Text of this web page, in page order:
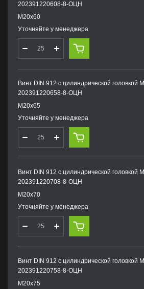
202391220608-8-ОЦН
М20х60
Уточняйте у менеджера
Винт DIN 912 с цилиндрической головкой
202391220658-8-ОЦН
М20х65
Уточняйте у менеджера
Винт DIN 912 с цилиндрической головкой
202391220708-8-ОЦН
М20х70
Уточняйте у менеджера
Винт DIN 912 с цилиндрической головкой
202391220758-8-ОЦН
М20х75